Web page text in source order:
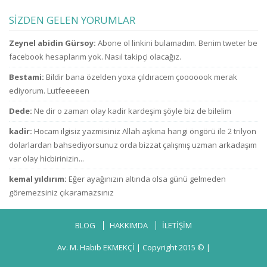
bekliyoruz!
ne sanıyorsun ki
kesenden dağıtır
gibi
konuşuyorsun.
da
mı!
SİZDEN GELEN YORUMLAR
Zeynel abidin Gürsoy: Abone ol linkini bulamadım. Benim tweter be
facebook hesaplarım yok. Nasıl takipçi olacağız.
Bestami: Bildir bana özelden yoxa çıldıracem çooooook merak
ediyorum. Lutfeeeeen
Dede: Ne dir o zaman olay kadir kardeşim şöyle biz de bilelim
kadir: Hocam ilgisiz yazmisiniz Allah aşkına hangi öngörü ile 2 trilyon
dolarlardan bahsediyorsunuz orda bizzat çalışmış uzman arkadaşım
var olay hicbirinizin...
kemal yıldırım: Eğer ayağınızın altında olsa günü gelmeden
göremezsiniz çıkaramazsınız
BLOG HAKKIMDA İLETİŞİM
Av. M. Habib EKMEKÇİ | Copyright 2015 © |